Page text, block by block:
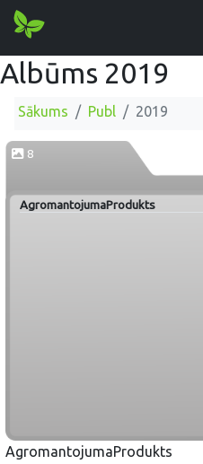
Albūms 2019
Sākums Publ 2019
8
AgromantojumaProdukts
AgromantojumaProdukts